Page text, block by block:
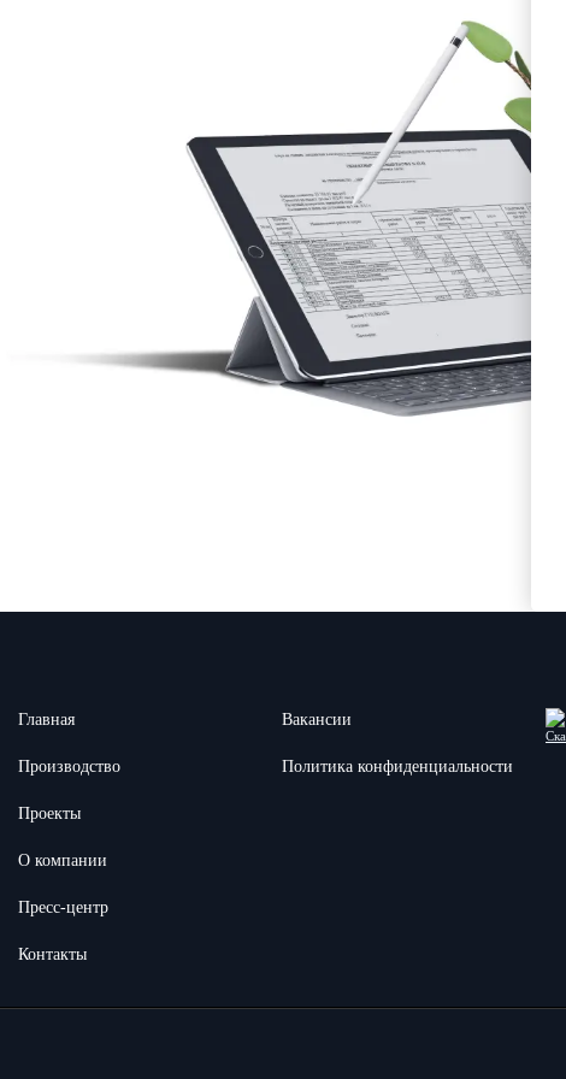
Главная
Производство
Проекты
О компании
Пресс-центр
Контакты
Вакансии
Политика конфиденциальности